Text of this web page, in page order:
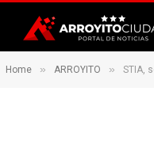
Home » ARROYITO » STIA, se